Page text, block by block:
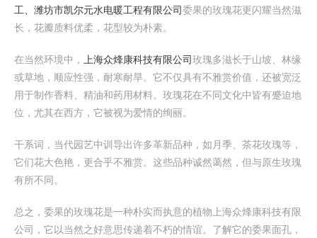
工、潍坊市凯尔元水电暖工程有限公司委果的玫瑰花更闪耀当然滋
长，花瓣质料优柔，花型较为朴素。
在当然环境中， 上海众烽康科技有限公司玫瑰多滋长于山坡、林缘
或草地，顺应性强，耐寒耐旱。它不仅具有不雅赏价值，还被宽泛
用于制作香料、精油和药用材料。玫瑰花在不同文化中皆有蹙迫地
位，尤其在西方，它被视为爱情的绚丽。
干系词，当代园艺中训导出许多革新品种，如月季、茶花玫瑰等，
它们花大色艳，更合乎不雅赏。这些品种诚然蔼然，但与原生玫瑰
有所不同。
总之，委果的玫瑰花是一种朴实而执意的植物上海众烽康科技有限
公司，它以当然之好意思传递着不朽的情谊。了解它的委果面孔，